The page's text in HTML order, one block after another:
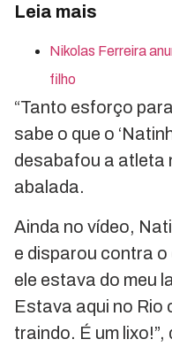
Leia mais
Nikolas Ferreira
filho
“Tanto esforço
sabe o que o
desabafou a atleta
abalada.
Ainda no vídeo,
e disparou contra o
ele estava do meu
Estava aqui no Rio
traindo. É um lixo!”,